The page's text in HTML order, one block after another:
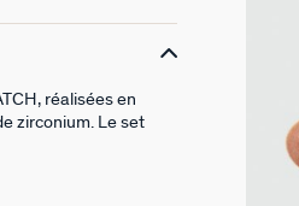
réalisées en
zirconium. Le set